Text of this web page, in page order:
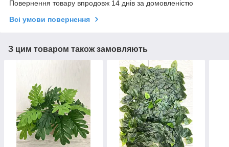
Повернення товару впродовж 14 днів за домовленістю
Всі умови повернення
З цим товаром також замовляють